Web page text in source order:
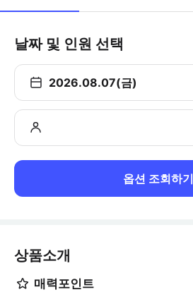
날짜 및 인원 선택
2026.08.07(금)
옵션 조회하기
상품소개
매력포인트